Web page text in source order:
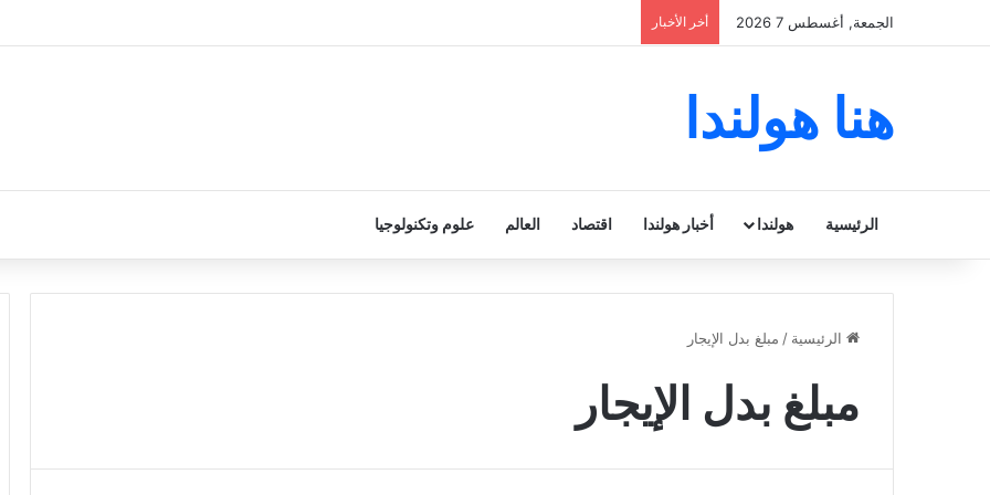
الجمعة, أغسطس 7 2026 أخر الأخبار
هنا هولندا
الرئيسية هولندا أخبار هولندا اقتصاد العالم علوم وتكنولوجيا
الرئيسية / مبلغ بدل الإيجار
مبلغ بدل الإيجار